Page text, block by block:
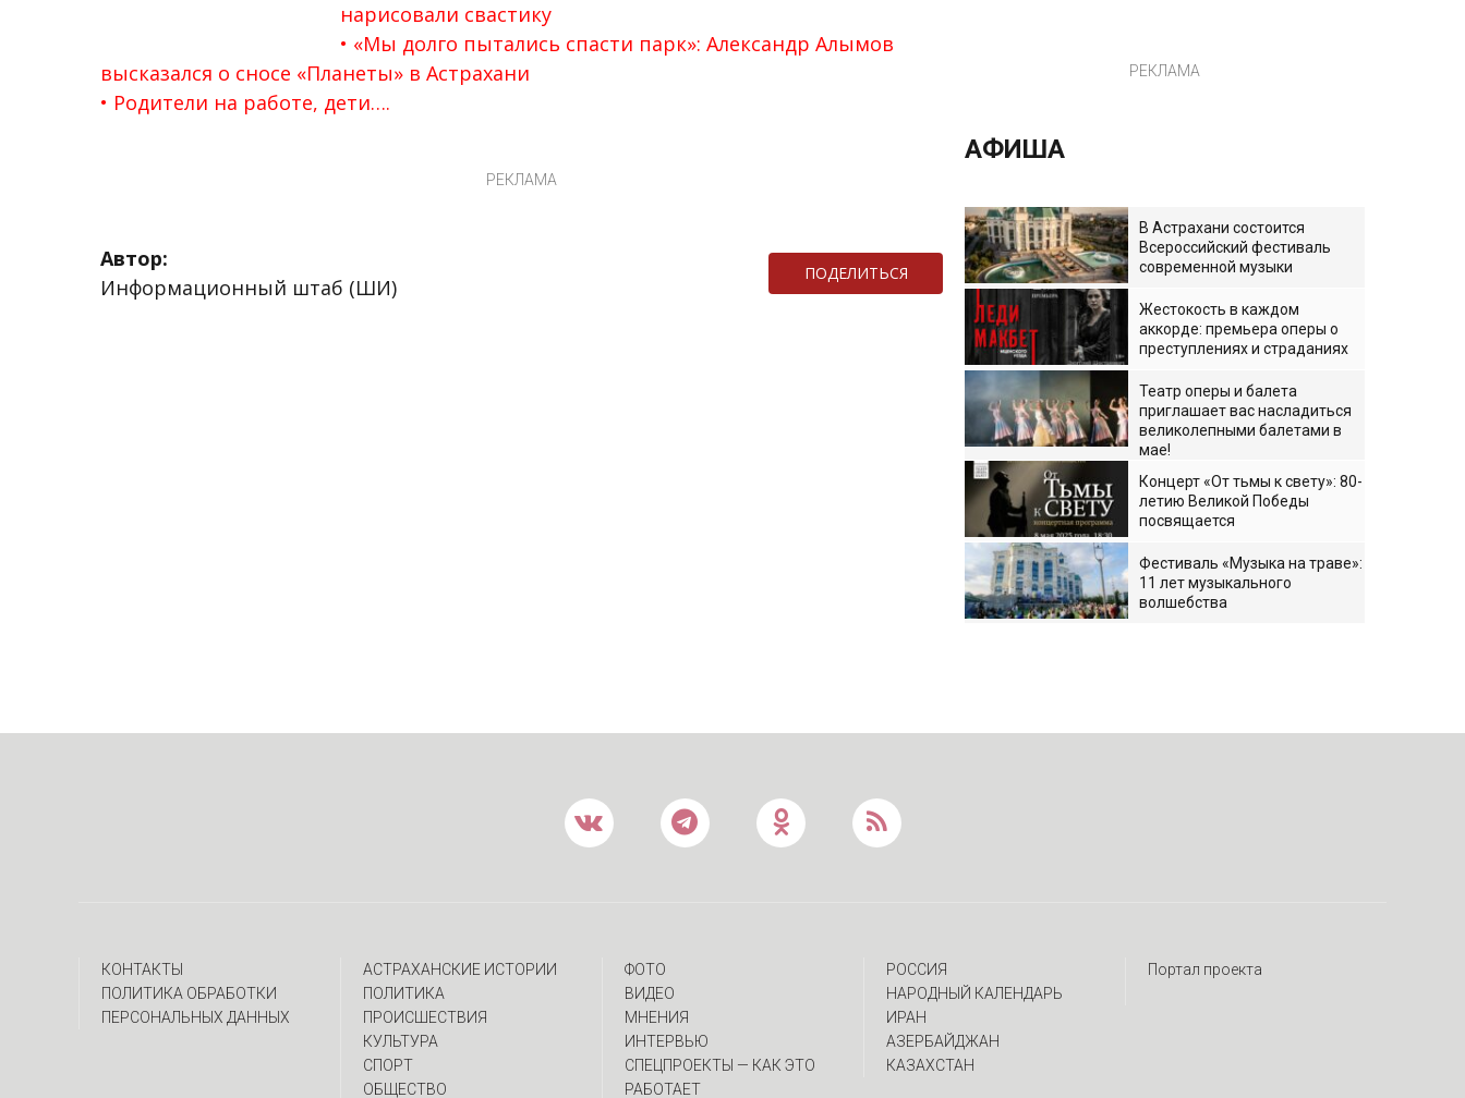
нарисовали свастику
«Мы долго пытались спасти парк»: Александр Алымов
высказался о сносе «Планеты» в Астрахани
Родители на работе, дети….
РЕКЛАМА
Автор:
Информационный штаб (ШИ)
ПОДЕЛИТЬСЯ
РЕКЛАМА
АФИША
В Астрахани состоится
Всероссийский фестиваль
современной музыки
Жестокость в каждом
аккорде: премьера оперы о
преступлениях и страданиях
Театр оперы и балета
приглашает вас насладиться
великолепными балетами в
мае!
Концерт «От тьмы к свету»: 80-
летию Великой Победы
посвящается
Фестиваль «Музыка на траве»:
11 лет музыкального
волшебства
КОНТАКТЫ
ПОЛИТИКА ОБРАБОТКИ
ПЕРСОНАЛЬНЫХ ДАННЫХ
АСТРАХАНСКИЕ ИСТОРИИ
ПОЛИТИКА
ПРОИСШЕСТВИЯ
КУЛЬТУРА
СПОРТ
ОБЩЕСТВО
ФОТО
ВИДЕО
МНЕНИЯ
ИНТЕРВЬЮ
CПЕЦПРОЕКТЫ — КАК ЭТО
РАБОТАЕТ
РОССИЯ
НАРОДНЫЙ КАЛЕНДАРЬ
ИРАН
АЗЕРБАЙДЖАН
КАЗАХСТАН
Портал проекта